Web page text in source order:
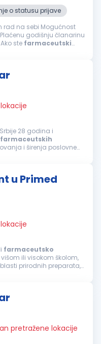
o statusu prijave
rad na sebi Mogućnost
godišnju članarinu
komori i KMSZTS Ako ste farmaceutski
28 godina i
farmaceutskih
i širenja poslovne
u Primed
farmaceutsko
ili visokom školom,
prirodnih preparata,
pretražene lokacije